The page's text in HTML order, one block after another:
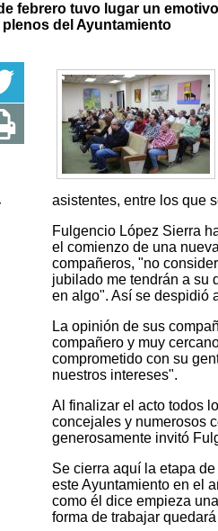
febrero tuvo lugar un
del Ayuntamiento
asistentes, entre los que
Fulgencio López Sierra
el comienzo de una
compañeros, "no
jubilado me tendrán a su
en algo". Así se despidió
La opinión de sus
compañero y muy
comprometido con su
nuestros intereses".
Al finalizar el acto todos
concejales y numerosos
generosamente invitó
Se cierra aquí la etapa
este Ayuntamiento en el
como él dice empieza
forma de trabajar